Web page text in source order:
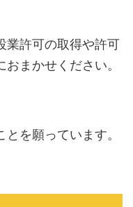
業許可の取得や許可
まかせください。
を願っています。